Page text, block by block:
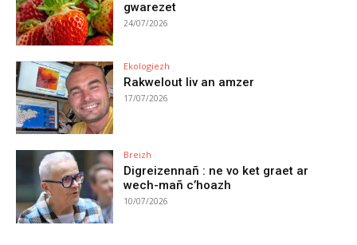
gwarezet
24/07/2026
Ekologiezh
Rakwelout liv an amzer
17/07/2026
Breizh
Digreizennañ : ne vo ket graet ar
wech-mañ c’hoazh
10/07/2026